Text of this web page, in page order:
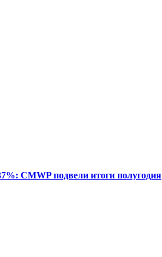
CMWP подвели итоги полугодия